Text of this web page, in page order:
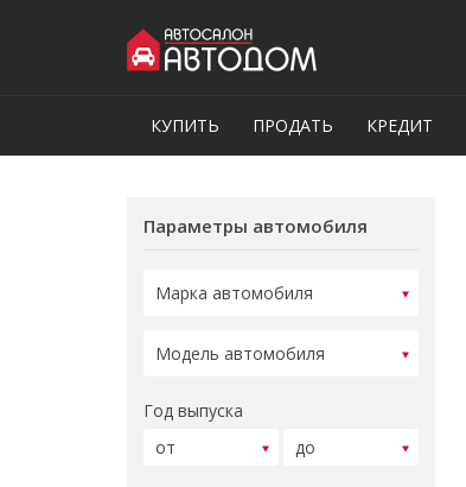
КУПИТЬ ПРОДАТЬ КРЕДИТ
Параметры автомобиля
Год выпуска